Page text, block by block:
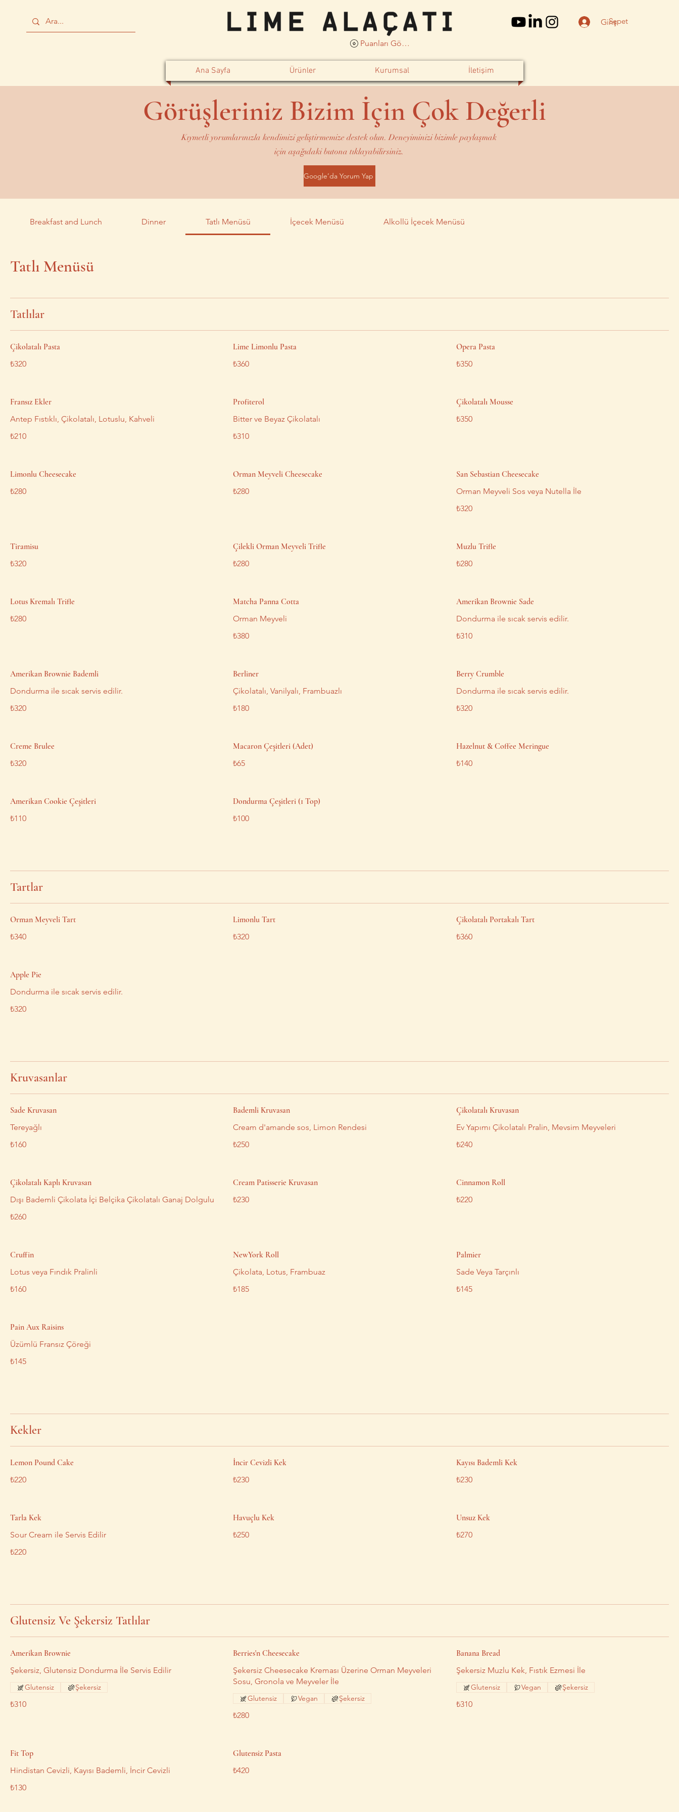
GirişSepet
Puanları Görüntüle
Ana Sayfa Ürünler Kurumsal İletişim
Görüşleriniz Bizim İçin Çok Değerli
Kıymetli yorumlarınızla kendimizi geliştirmemize destek olun. Deneyiminizi bizimle paylaşmak
için aşağıdaki butona tıklayabilirsiniz.
Google’da Yorum Yap
Breakfast and Lunch Dinner Tatlı Menüsü İçecek Menüsü Alkollü İçecek Menüsü
Tatlı Menüsü
Tatlılar
Çikolatalı Pasta
₺320
Lime Limonlu Pasta
₺360
Opera Pasta
₺350
Fransız Ekler
Antep Fıstıklı, Çikolatalı, Lotuslu, Kahveli
₺210
Profiterol
Bitter ve Beyaz Çikolatalı
₺310
Çikolatalı Mousse
₺350
Limonlu Cheesecake
₺280
Orman Meyveli Cheesecake
₺280
San Sebastian Cheesecake
Orman Meyveli Sos veya Nutella İle
₺320
Tiramisu
₺320
Çilekli Orman Meyveli Trifle
₺280
Muzlu Trifle
₺280
Lotus Kremalı Trifle
₺280
Matcha Panna Cotta
Orman Meyveli
₺380
Amerikan Brownie Sade
Dondurma ile sıcak servis edilir.
₺310
Amerikan Brownie Bademli
Dondurma ile sıcak servis edilir.
₺320
Berliner
Çikolatalı, Vanilyalı, Frambuazlı
₺180
Berry Crumble
Dondurma ile sıcak servis edilir.
₺320
Creme Brulee
₺320
Macaron Çeşitleri (Adet)
₺65
Hazelnut & Coffee Meringue
₺140
Amerikan Cookie Çeşitleri
₺110
Dondurma Çeşitleri (1 Top)
₺100
Tartlar
Orman Meyveli Tart
₺340
Limonlu Tart
₺320
Çikolatalı Portakalı Tart
₺360
Apple Pie
Dondurma ile sıcak servis edilir.
₺320
Kruvasanlar
Sade Kruvasan
Tereyağlı
₺160
Bademli Kruvasan
Cream d'amande sos, Limon Rendesi
₺250
Çikolatalı Kruvasan
Ev Yapımı Çikolatalı Pralin, Mevsim Meyveleri
₺240
Çikolatalı Kaplı Kruvasan
Dışı Bademli Çikolata İçi Belçika Çikolatalı Ganaj Dolgulu
₺260
Cream Patisserie Kruvasan
₺230
Cinnamon Roll
₺220
Cruffin
Lotus veya Fındık Pralinli
₺160
NewYork Roll
Çikolata, Lotus, Frambuaz
₺185
Palmier
Sade Veya Tarçınlı
₺145
Pain Aux Raisins
Üzümlü Fransız Çöreği
₺145
Kekler
Lemon Pound Cake
₺220
İncir Cevizli Kek
₺230
Kayısı Bademli Kek
₺230
Tarla Kek
Sour Cream ile Servis Edilir
₺220
Havuçlu Kek
₺250
Unsuz Kek
₺270
Glutensiz Ve Şekersiz Tatlılar
Amerikan Brownie
Şekersiz, Glutensiz Dondurma İle Servis Edilir
₺310
Glutensiz Şekersiz
Berries'n Cheesecake
Şekersiz Cheesecake Kreması Üzerine Orman Meyveleri
Sosu, Gronola ve Meyveler İle
₺280
Glutensiz Vegan Şekersiz
Banana Bread
Şekersiz Muzlu Kek, Fıstık Ezmesi İle
₺310
Glutensiz Vegan Şekersiz
Fit Top
Hindistan Cevizli, Kayısı Bademli, İncir Cevizli
₺130
Glutensiz Pasta
₺420